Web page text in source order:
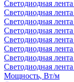
Светодиодная
Светодиодная
Светодиодная
Светодиодная
Светодиодная
Светодиодная
Светодиодная
Светодиодная
Мощность, Вт/м